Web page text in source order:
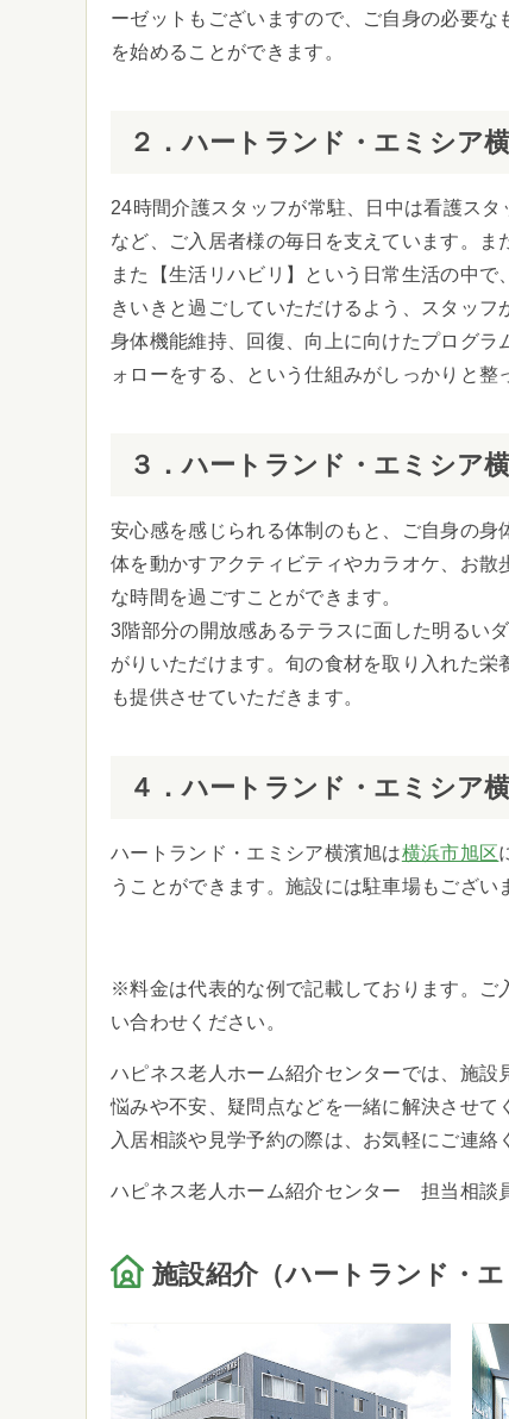
ーゼットもございますので、ご自身の必要
を始めることができます。
２．ハートランド・エミシア
24時間介護スタッフが常駐、日中は看護ス
など、ご入居者様の毎日を支えています。ま
また【生活リハビリ】という日常生活の中
きいきと過ごしていただけるよう、スタッ
身体機能維持、回復、向上に向けたプログ
ォローをする、という仕組みがしっかりと整
３．ハートランド・エミシア
安心感を感じられる体制のもと、ご自身の身
体を動かすアクティビティやカラオケ、お
な時間を過ごすことができます。
3階部分の開放感あるテラスに面した明るい
がりいただけます。旬の食材を取り入れた
も提供させていただきます。
４．ハートランド・エミシア
ハートランド・エミシア横濱旭は横浜市旭区
うことができます。施設には駐車場もござい
※料金は代表的な例で記載しております。ご
い合わせください。
ハピネス老人ホーム紹介センターでは、施設
悩みや不安、疑問点などを一緒に解決させて
入居相談や見学予約の際は、お気軽にご連絡
ハピネス老人ホーム紹介センター 担当相談
施設紹介（ハートランド・エ